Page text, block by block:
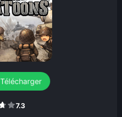
Télécharger
7.3